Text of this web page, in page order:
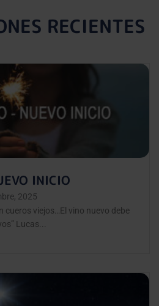
RECIENTES
INICIO
2025
cueros viejos…El vino nuevo debe
Lucas...